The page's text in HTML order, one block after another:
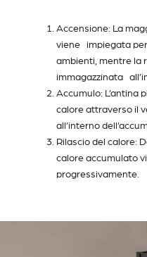
Accensione: La
viene impiegata
ambienti, mentre
immagazzinata
Accumulo: L’antina
calore attraverso il
all’interno
Rilascio del calore:
calore accumulato
progressivamente.